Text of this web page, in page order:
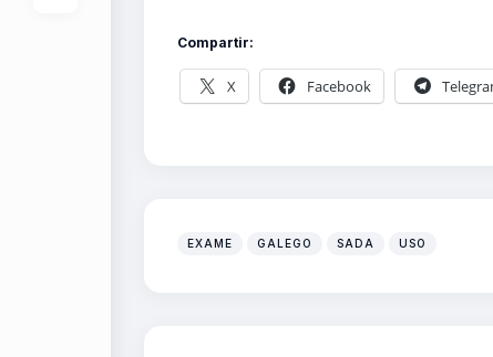
Compartir:
X Facebook
EXAME GALEGO SADA USO